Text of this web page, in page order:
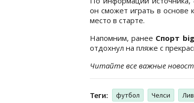
он сможет играть в основе
место в старте.
Напомним, ранее Спорт
отдохнул на пляже с
Читайте все важные
Теги: футбол Челси